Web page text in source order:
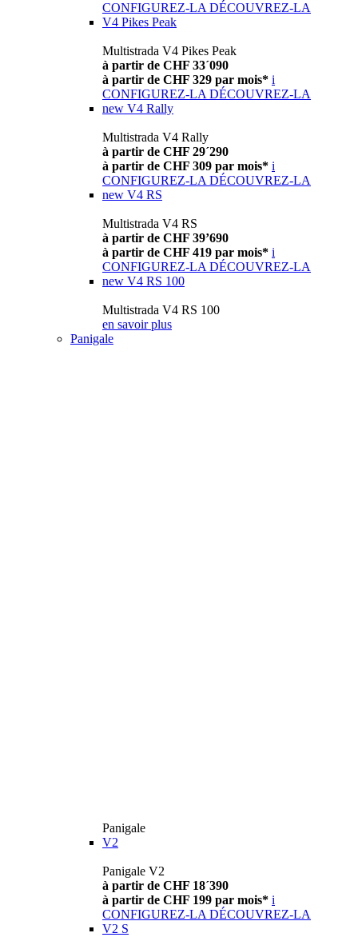
CONFIGUREZ-LA DÉCOUVREZ-LA
V4 Pikes Peak
Multistrada V4 Pikes Peak
à partir de CHF 33´090
à partir de CHF 329 par mois* i
CONFIGUREZ-LA DÉCOUVREZ-LA
new V4 Rally
Multistrada V4 Rally
à partir de CHF 29´290
à partir de CHF 309 par mois* i
CONFIGUREZ-LA DÉCOUVREZ-LA
new V4 RS
Multistrada V4 RS
à partir de CHF 39’690
à partir de CHF 419 par mois* i
CONFIGUREZ-LA DÉCOUVREZ-LA
new V4 RS 100
Multistrada V4 RS 100
en savoir plus
Panigale
Panigale
V2
Panigale V2
à partir de CHF 18´390
à partir de CHF 199 par mois* i
CONFIGUREZ-LA DÉCOUVREZ-LA
V2 S